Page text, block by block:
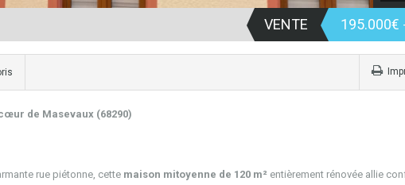
VENTE 195.000€
de Masevaux (68290)
rue piétonne, cette maison mitoyenne de 120 m² entièrement rénovée allie